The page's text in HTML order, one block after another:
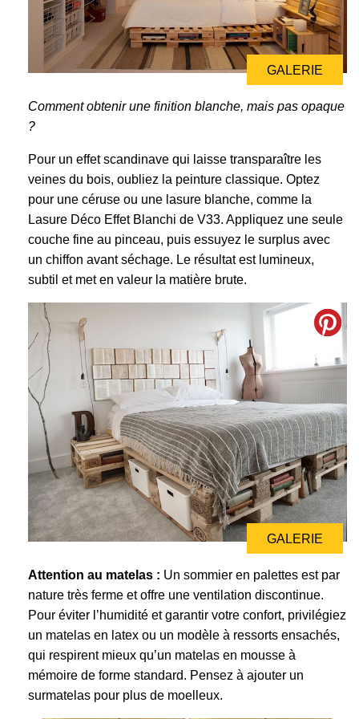
GALERIE
GALERIE
Comment obtenir une finition blanche, mais pas opaque
?
Pour un effet scandinave qui laisse transparaître les
veines du bois, oubliez la peinture classique. Optez
pour une céruse ou une lasure blanche, comme la
Lasure Déco Effet Blanchi de V33. Appliquez une seule
couche fine au pinceau, puis essuyez le surplus avec
un chiffon avant séchage. Le résultat est lumineux,
subtil et met en valeur la matière brute.
GALERIE
GALERIE
Attention au matelas : Un sommier en palettes est par
nature très ferme et offre une ventilation discontinue.
Pour éviter l’humidité et garantir votre confort, privilégiez
un matelas en latex ou un modèle à ressorts ensachés,
qui respirent mieux qu’un matelas en mousse à
mémoire de forme standard. Pensez à ajouter un
surmatelas pour plus de moelleux.